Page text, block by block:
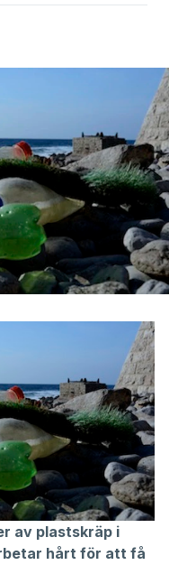
av plastskräp i
hårt för att få